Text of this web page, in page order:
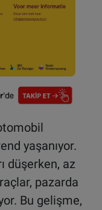
yaşanıyor.
düşerken, az
pazarda
Bu gelişme,